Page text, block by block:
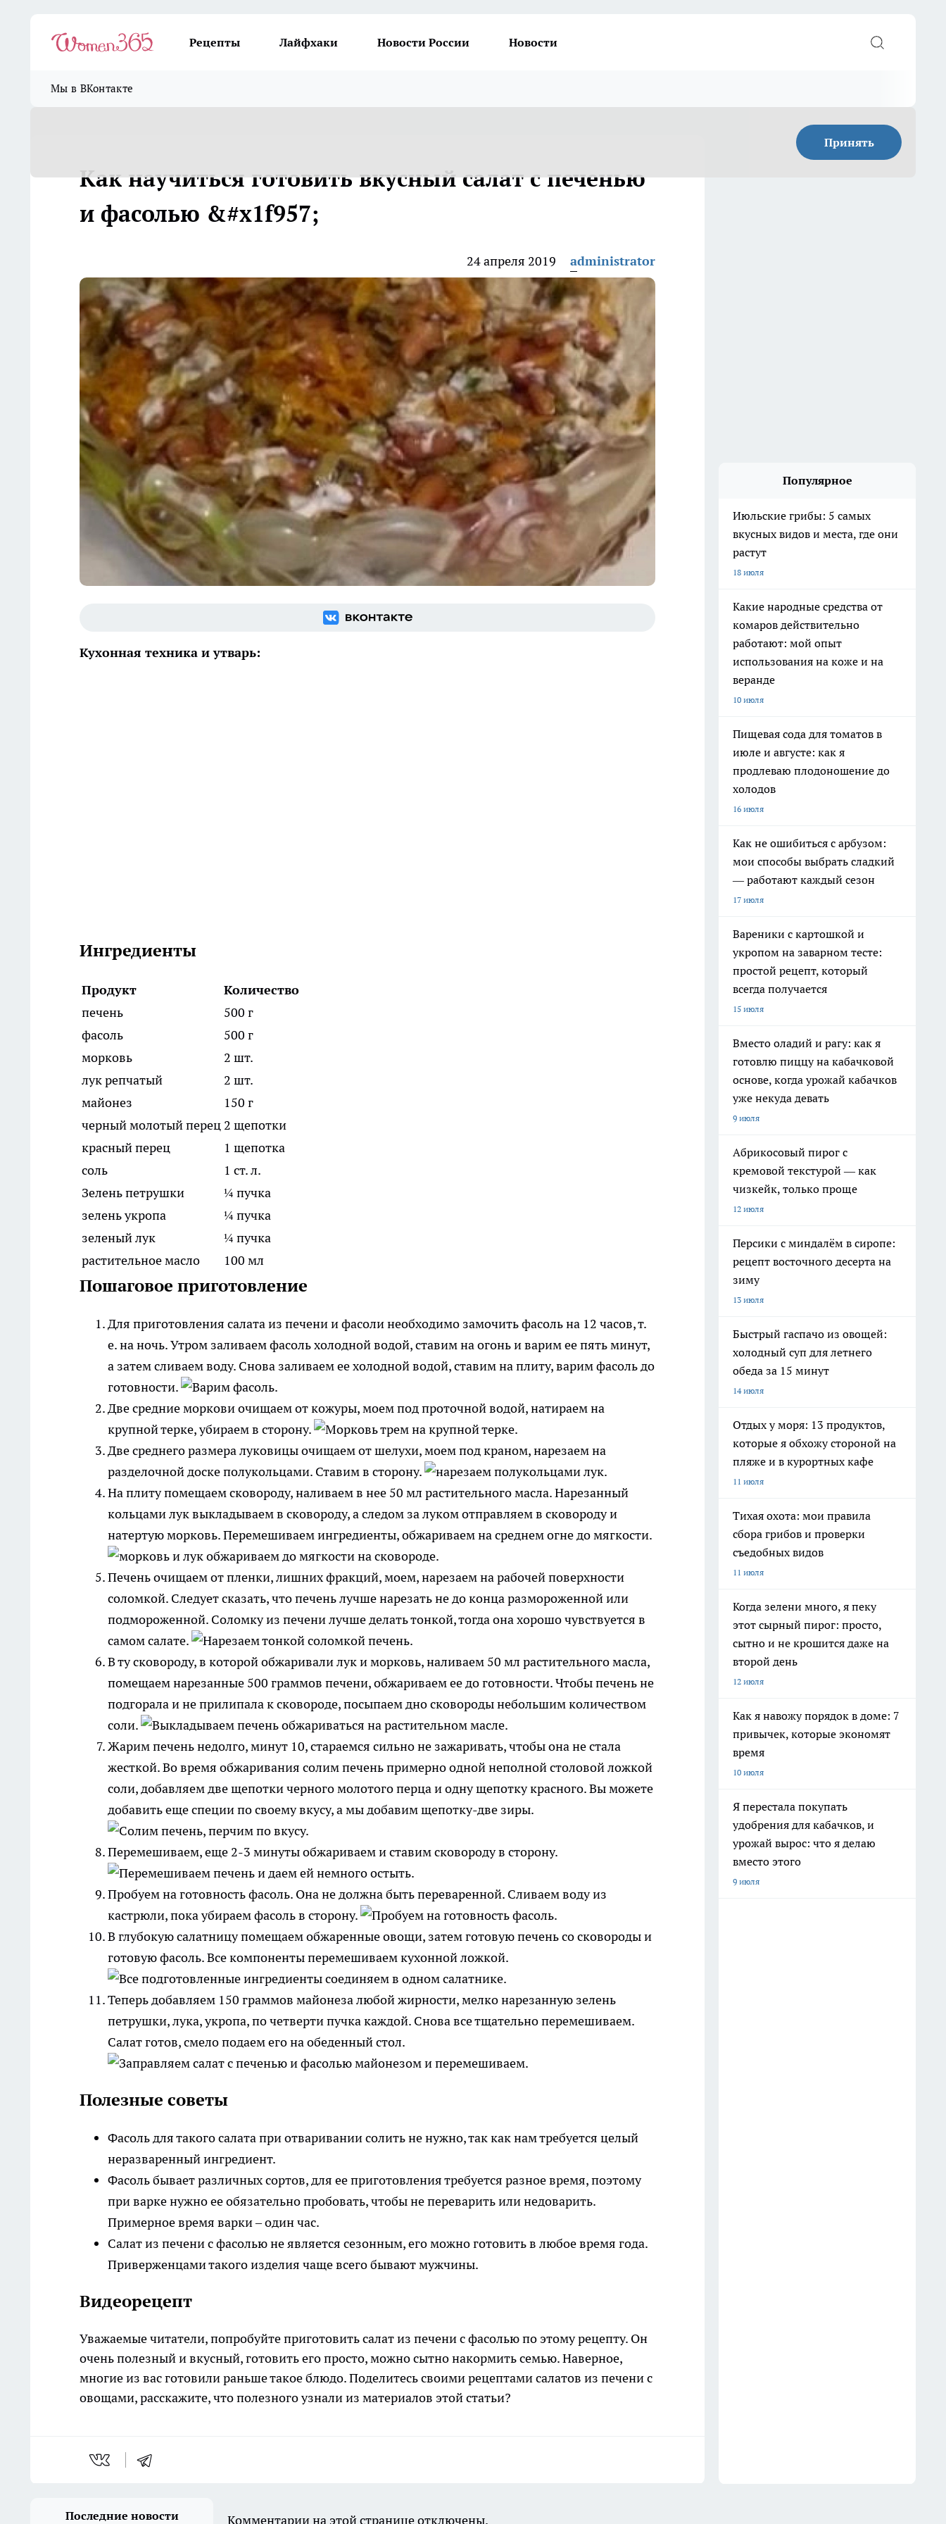
Рецепты Лайфхаки Новости России Новости
Мы в ВКонтакте
Принять
Как научиться готовить вкусный салат с печенью
и фасолью &#x1f957;
24 апреля 2019 administrator
Кухонная техника и утварь:
Ингредиенты
Продукт
Количество
печень
500 г
фасоль
500 г
морковь
2 шт.
лук репчатый
2 шт.
майонез
150 г
черный молотый перец 2 щепотки
красный перец
1 щепотка
соль
1 ст. л.
Зелень петрушки
¼ пучка
зелень укропа
¼ пучка
зеленый лук
¼ пучка
растительное масло
100 мл
Пошаговое приготовление
Для приготовления салата из печени и фасоли необходимо замочить фасоль на 12 часов, т.
е. на ночь. Утром заливаем фасоль холодной водой, ставим на огонь и варим ее пять минут,
а затем сливаем воду. Снова заливаем ее холодной водой, ставим на плиту, варим фасоль до
готовности.
Две средние моркови очищаем от кожуры, моем под проточной водой, натираем на
крупной терке, убираем в сторону.
Две среднего размера луковицы очищаем от шелухи, моем под краном, нарезаем на
разделочной доске полукольцами. Ставим в сторону.
На плиту помещаем сковороду, наливаем в нее 50 мл растительного масла. Нарезанный
кольцами лук выкладываем в сковороду, а следом за луком отправляем в сковороду и
натертую морковь. Перемешиваем ингредиенты, обжариваем на среднем огне до мягкости.
Печень очищаем от пленки, лишних фракций, моем, нарезаем на рабочей поверхности
соломкой. Следует сказать, что печень лучше нарезать не до конца размороженной или
подмороженной. Соломку из печени лучше делать тонкой, тогда она хорошо чувствуется в
самом салате.
В ту сковороду, в которой обжаривали лук и морковь, наливаем 50 мл растительного масла,
помещаем нарезанные 500 граммов печени, обжариваем ее до готовности. Чтобы печень не
подгорала и не прилипала к сковороде, посыпаем дно сковороды небольшим количеством
соли.
Жарим печень недолго, минут 10, стараемся сильно не зажаривать, чтобы она не стала
жесткой. Во время обжаривания солим печень примерно одной неполной столовой ложкой
соли, добавляем две щепотки черного молотого перца и одну щепотку красного. Вы можете
добавить еще специи по своему вкусу, а мы добавим щепотку-две зиры.
Перемешиваем, еще 2-3 минуты обжариваем и ставим сковороду в сторону.
Пробуем на готовность фасоль. Она не должна быть переваренной. Сливаем воду из
кастрюли, пока убираем фасоль в сторону.
В глубокую салатницу помещаем обжаренные овощи, затем готовую печень со сковороды и
готовую фасоль. Все компоненты перемешиваем кухонной ложкой.
Теперь добавляем 150 граммов майонеза любой жирности, мелко нарезанную зелень
петрушки, лука, укропа, по четверти пучка каждой. Снова все тщательно перемешиваем.
Салат готов, смело подаем его на обеденный стол.
Полезные советы
Фасоль для такого салата при отваривании солить не нужно, так как нам требуется целый
неразваренный ингредиент.
Фасоль бывает различных сортов, для ее приготовления требуется разное время, поэтому
при варке нужно ее обязательно пробовать, чтобы не переварить или недоварить.
Примерное время варки – один час.
Салат из печени с фасолью не является сезонным, его можно готовить в любое время года.
Приверженцами такого изделия чаще всего бывают мужчины.
Видеорецепт
Уважаемые читатели, попробуйте приготовить салат из печени с фасолью по этому рецепту. Он
очень полезный и вкусный, готовить его просто, можно сытно накормить семью. Наверное,
многие из вас готовили раньше такое блюдо. Поделитесь своими рецептами салатов из печени с
овощами, расскажите, что полезного узнали из материалов этой статьи?
Популярное
Июльские грибы: 5 самых
вкусных видов и места, где они
растут
18 июля
Какие народные средства от
комаров действительно
работают: мой опыт
использования на коже и на
веранде
10 июля
Пищевая сода для томатов в
июле и августе: как я
продлеваю плодоношение до
холодов
16 июля
Как не ошибиться с арбузом:
мои способы выбрать сладкий
— работают каждый сезон
17 июля
Вареники с картошкой и
укропом на заварном тесте:
простой рецепт, который
всегда получается
15 июля
Вместо оладий и рагу: как я
готовлю пиццу на кабачковой
основе, когда урожай кабачков
уже некуда девать
9 июля
Абрикосовый пирог с
кремовой текстурой — как
чизкейк, только проще
12 июля
Персики с миндалём в сиропе:
рецепт восточного десерта на
зиму
13 июля
Быстрый гаспачо из овощей:
холодный суп для летнего
обеда за 15 минут
14 июля
Отдых у моря: 13 продуктов,
которые я обхожу стороной на
пляже и в курортных кафе
11 июля
Тихая охота: мои правила
сбора грибов и проверки
съедобных видов
11 июля
Когда зелени много, я пеку
этот сырный пирог: просто,
сытно и не крошится даже на
второй день
12 июля
Как я навожу порядок в доме: 7
привычек, которые экономят
время
10 июля
Я перестала покупать
удобрения для кабачков, и
урожай вырос: что я делаю
вместо этого
9 июля
Последние новости Комментарии на этой странице отключены.